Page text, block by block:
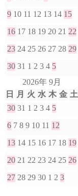
9 10 11 12 13 14 15
16 17 18 19 20 21 22
23 24 25 26 27 28 29
30 31 1 2 3 4 5
2026年 9月
日
月 火 水 木 金 土
30 31 1 2 3 4 5
6 7 8 9 10 11 12
13 14 15 16 17 18 19
20 21 22 23 24 25 26
27 28 29 30 1 2 3